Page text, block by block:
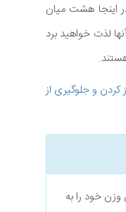
اینجا هشت میان
لذت خواهید برد
کردن و جلوگیری از
وزن خود را به